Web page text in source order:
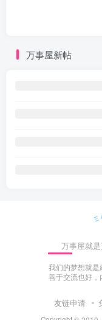
万事屋新帖
万事屋就是
我们的梦想就是
善于交流也好
友链申请